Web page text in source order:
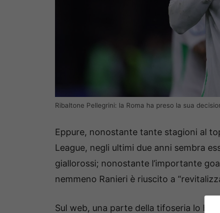
Ribaltone Pellegrini: la Roma ha preso la sua
Eppure, nonostante tante stagioni al
League, negli ultimi due anni sembra
giallorossi; nonostante l’importante
nemmeno Ranieri è riuscito a
Sul web, una parte della tifoseria lo ha